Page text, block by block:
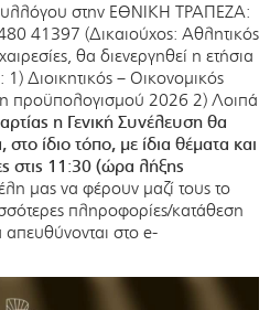
στην ΕΘΝΙΚΗ ΤΡΑΠΕΖΑ:
41397 (Δικαιούχος: Αθλητικός
θα διενεργηθεί η ετήσια
Διοικητικός – Οικονομικός
προϋπολογισμού 2026 2) Λοιπά
η Γενική Συνέλευση θα
ίδιο τόπο, με ίδια θέματα και
στις 11:30 (ώρα λήξης
μας να φέρουν μαζί τους το
πληροφορίες/κατάθεση
στο e-